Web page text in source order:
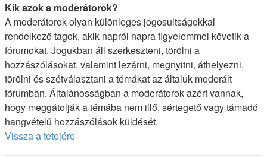
Kik azok a moderátorok?
A moderátorok olyan különleges jogosultságokkal
rendelkező tagok, akik napról napra figyelemmel követik a
fórumokat. Jogukban áll szerkeszteni, törölni a
hozzászólásokat, valamint lezárni, megnyitni, áthelyezni,
törölni és szétválasztani a témákat az általuk moderált
fórumban. Általánosságban a moderátorok azért vannak,
hogy meggátolják a témába nem illő, sértegető vagy támadó
hangvételű hozzászólások küldését.
Vissza a tetejére